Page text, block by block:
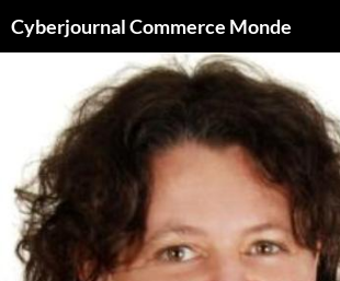
auCyberjournal Commerce Monde